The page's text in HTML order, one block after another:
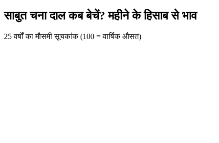
साबुत चना दाल कब बेचें? महीने के हिसाब से भाव
25 वर्षों का मौसमी सूचकांक (100 = वार्षिक औसत)